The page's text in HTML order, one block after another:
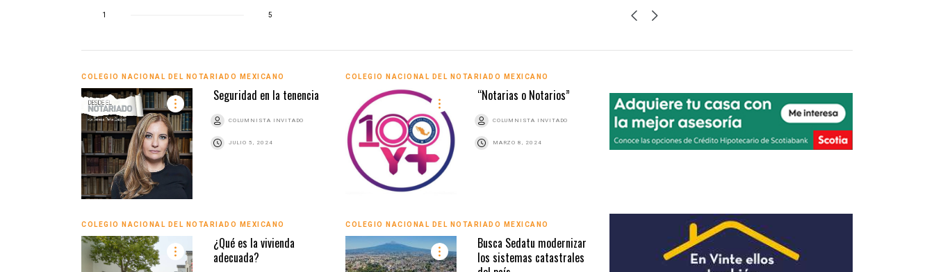
1 5
COLEGIO NACIONAL DEL NOTARIADO MEXICANO
Seguridad en la tenencia
COLUMNISTA INVITADO
JULIO 5, 2024
COLEGIO NACIONAL DEL NOTARIADO MEXICANO
“Notarias o Notarios”
COLUMNISTA INVITADO
MARZO 8, 2024
COLEGIO NACIONAL DEL NOTARIADO MEXICANO
¿Qué es la vivienda
adecuada?
COLEGIO NACIONAL DEL NOTARIADO MEXICANO
Busca Sedatu modernizar
los sistemas catastrales